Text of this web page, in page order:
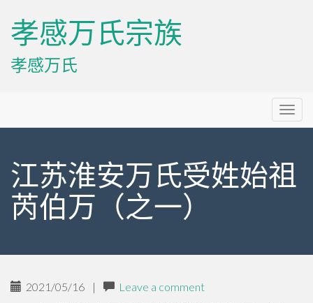
孝感万氏宗族
孝感万氏
Menu
江苏淮安万氏受姓始祖
芮伯万（之一）
2021/05/16 | Leave a comment